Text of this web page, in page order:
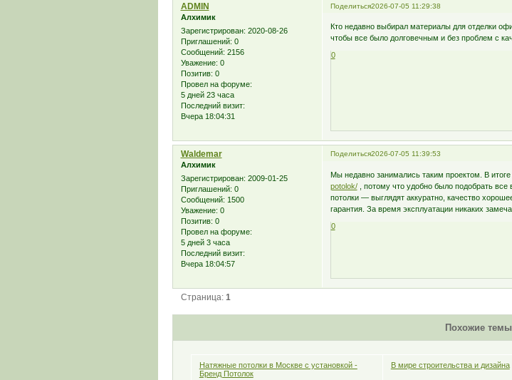
Поделиться2026-07-05 11:29:38
ADMIN
Алхимик
Зарегистрирован: 2020-08-26
Приглашений: 0
Сообщений: 2156
Уважение: 0
Позитив: 0
Провел на форуме:
5 дней 23 часа
Последний визит:
Вчера 18:04:31
Кто недавно выбирал материалы для отделки
чтобы все было долговечным и без проблем с
0
Поделиться2026-07-05 11:39:53
Waldemar
Алхимик
Зарегистрирован: 2009-01-25
Приглашений: 0
Сообщений: 1500
Уважение: 0
Позитив: 0
Провел на форуме:
5 дней 3 часа
Последний визит:
Вчера 18:04:57
Мы недавно занимались таким проектом. В
potolok/, потому что удобно было подобрать
потолки — выглядят аккуратно, качество
гарантия. За время эксплуатации никаких
0
Страница: 1
Похожие темы
Натяжные потолки в Москве с установкой -
Бренд Потолок
В мире строительства и дизайна